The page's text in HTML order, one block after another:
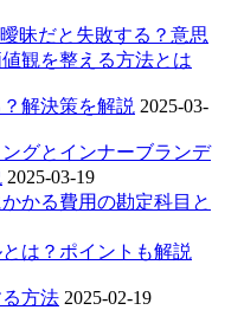
昧だと失敗する？意思
観を整える方法とは
解決策を解説 2025-03-
グとインナーブランデ
2025-03-19
かる費用の勘定科目と
は？ポイントも解説
方法 2025-02-19